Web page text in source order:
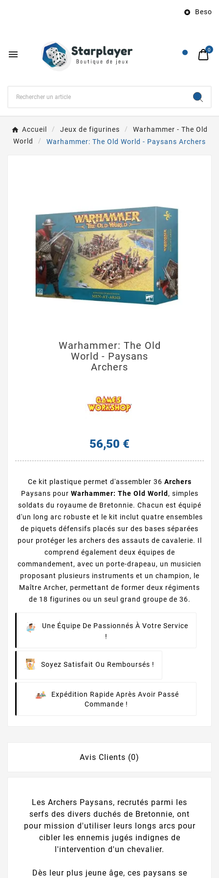
 Besoin
 0
Accueil Jeux de figurines
Warhammer - The Old
World
Warhammer: The Old World - Paysans Archers
Warhammer: The Old
World - Paysans
Archers
56,50 €
Ce kit plastique permet d'assembler 36 Archers
Paysans pour Warhammer: The Old World , simples
soldats du royaume de Bretonnie. Chacun est équipé
d'un long arc robuste et le kit inclut quatre ensembles
de piquets défensifs placés sur des bases séparées
pour protéger les archers des assauts de cavalerie. Il
comprend également deux équipes de
commandement, avec un porte-drapeau, un musicien
proposant plusieurs instruments et un champion, le
Maître Archer, permettant de former deux régiments
de 18 figurines ou un seul grand groupe de 36.
Une Équipe De Passionnés À Votre Service
!
Soyez Satisfait Ou Remboursés !
Expédition Rapide Après Avoir Passé
Commande !
Avis Clients (0)
Les Archers Paysans, recrutés parmi les
serfs des divers duchés de Bretonnie, ont
pour mission d'utiliser leurs longs arcs pour
cibler les ennemis jugés indignes de
l'intervention d'un chevalier.
Dès leur plus jeune âge, ces paysans se